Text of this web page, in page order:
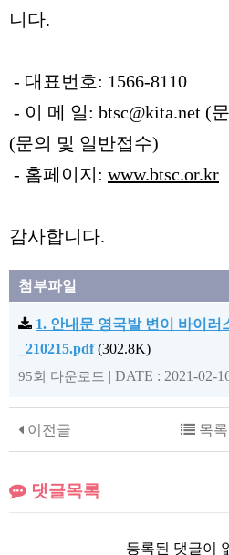
니다.
- 대표번호: 1566-8110
- 이 메 일: btsc@kita.net (
(문의 및 일반접수)
- 홈페이지: www.btsc.or.kr
감사합니다.
첨부파일
1. 안내문 영국발 변이 바이러
_210215.pdf(302.8K)
95회 다운로드 | DATE : 2021-02-
이전글 목록
댓글목록
등록된 댓글이